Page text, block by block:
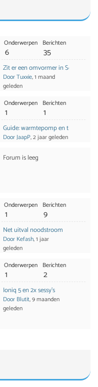
Onderwerpen
6
Berichten
35
Zit er een omvormer in Sessy
Door Tuxxie, 1 maand
geleden
Onderwerpen
1
Berichten
1
Guide: warmtepomp en thuisbatterij
Door JaapP, 2 jaar geleden
Forum is leeg
Onderwerpen
1
Berichten
9
Net uitval noodstroom
Door Kefash, 1 jaar
geleden
Onderwerpen
1
Berichten
2
Ioniq 5 en 2x sessy's
Door Blutit, 9 maanden
geleden